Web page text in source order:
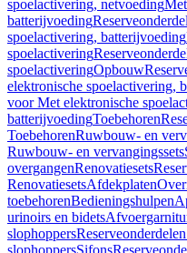
spoelactivering, netvoeding
batterijvoeding
spoelactivering, batterijvoeding
spoelactivering
spoelactiveringOpbouw
elektronische spoelactivering,
voor Met elektronische
batterijvoedingToebehoren
ToebehorenRuwbouw- en
Ruwbouw- en vervangingssets
overgangenRenovatiesets
RenovatiesetsAfdekplaten
toebehorenBedieningshulpen
urinoirs en bidets
slophoppers
slophoppersSifons